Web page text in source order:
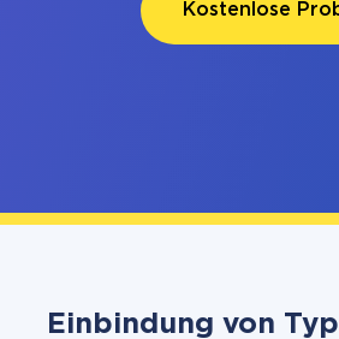
Kostenlose
Einbindung von